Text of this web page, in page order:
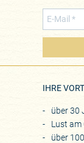
IHRE
über 30
Lust am
über